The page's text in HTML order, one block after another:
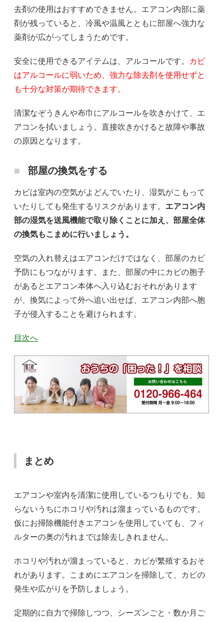
去剤の使用はおすすめできません。エアコン内部に薬
剤が残っていると、冷風や温風とともに部屋へ強力な
薬剤が広がってしまうためです。
安全に使用できるアイテムは、アルコールです。
カビ
はアルコールに弱いため、強力な除去剤を使用せずと
も十分な対策が期待できます。
清潔なぞうきんや布巾にアルコールを吹きかけて、エ
アコンを拭いましょう。直接吹きかけると故障や事故
の原因となります。
部屋の換気をする
カビは室内の空気がよどんでいたり、湿気がこもって
いたりしても発生するリスクがあります。 エアコン内
部の湿気を送風機能で取り除くことに加え、部屋全体
の換気もこまめに行いましょう。
空気の入れ替えはエアコンだけではなく、部屋のカビ
予防にもつながります。また、部屋の中にカビの胞子
があるとエアコン本体へ入り込むおそれがあります
が、換気によって外へ追い出せば、エアコン内部へ胞
子が侵入することを避けられます。
目次へ
まとめ
エアコンや室内を清潔に使用しているつもりでも、知
らないうちにホコリや汚れは溜まっているものです。
仮にお掃除機能付きエアコンを使用していても、フィ
ルターの奥の汚れまでは除去しきれません。
ホコリや汚れが溜まっていると、カビが繁殖するおそ
れがあります。こまめにエアコンを掃除して、カビの
発生や広がりを予防しましょう。
定期的に自力で掃除しつつ、シーズンごと・数か月ご